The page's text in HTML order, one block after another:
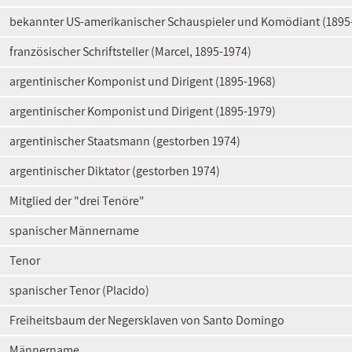
bekannter US-amerikanischer Schauspieler und Komödiant
französischer Schriftsteller (Marcel, 1895-1974)
argentinischer Komponist und Dirigent (1895-1968)
argentinischer Komponist und Dirigent (1895-1979)
argentinischer Staatsmann (gestorben 1974)
argentinischer Diktator (gestorben 1974)
Mitglied der "drei Tenöre"
spanischer Männername
Tenor
spanischer Tenor (Placido)
Freiheitsbaum der Negersklaven von Santo Domingo